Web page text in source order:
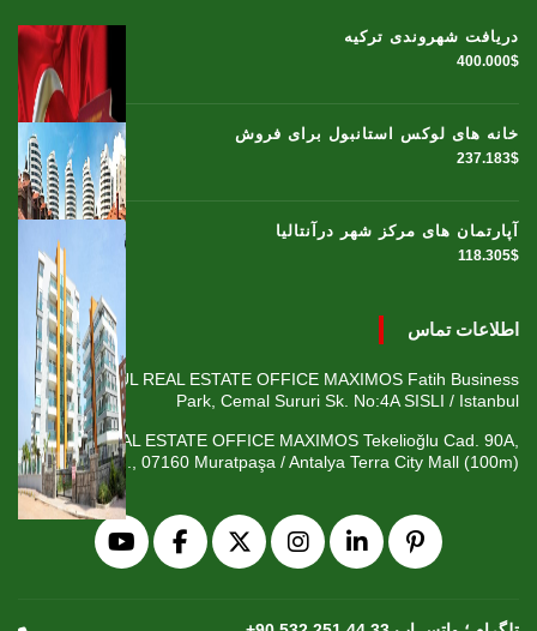
دریافت شهروندی ترکیه
400.000$
خانه های لوکس استانبول برای فروش
237.183$
آپارتمان های مرکز شهر درآنتالیا
118.305$
اطلاعات تماس
ISTANBUL REAL ESTATE OFFICE MAXIMOS Fatih Business
Park, Cemal Sururi Sk. No:4A SISLI / Istanbul
ANTALYA REAL ESTATE OFFICE MAXIMOS Tekelioğlu Cad. 90A,
Fener Mah., 07160 Muratpaşa / Antalya Terra City Mall (100m)